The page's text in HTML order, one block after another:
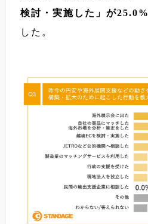
検討・実施した」が25.0%
した。